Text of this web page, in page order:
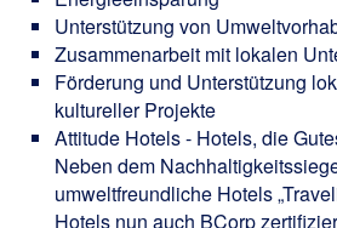
Unterstützung von
Zusammenarbeit mit lokalen
Förderung und Unterstützung
kultureller Projekte
Attitude Hotels - Hotels, die
Neben dem
umweltfreundliche Hotels
Hotels nun auch BCorp